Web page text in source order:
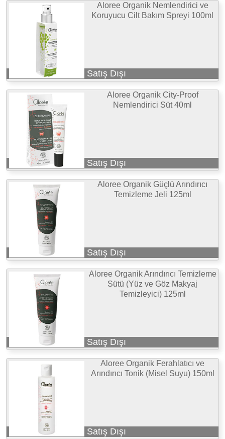
Aloree Organik Nemlendirici ve
Koruyucu Cilt Bakım Spreyi 100ml
Satış Dışı
Aloree Organik City-Proof
Nemlendirici Süt 40ml
Satış Dışı
Aloree Organik Güçlü Arındırıcı
Temizleme Jeli 125ml
Satış Dışı
Aloree Organik Arındırıcı Temizleme
Sütü (Yüz ve Göz Makyaj
Temizleyici) 125ml
Satış Dışı
Aloree Organik Ferahlatıcı ve
Arındırıcı Tonik (Misel Suyu) 150ml
Satış Dışı